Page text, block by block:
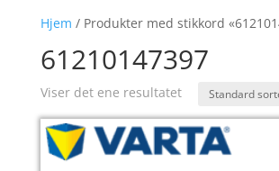
Hjem / Produkter med stikkord
61210147397
Viser det ene resultatet